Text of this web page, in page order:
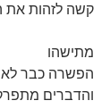
קשה לזהות את
מתישהו
הפשרה כבר
והדברים